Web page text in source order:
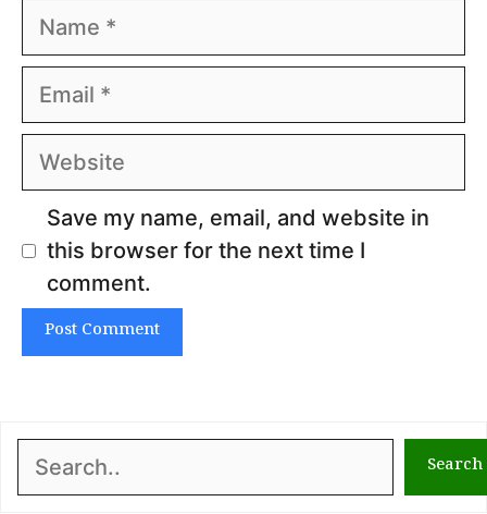
Name
Email
Website
Save my name, email, and website in
this browser for the next time I
comment.
Search Search